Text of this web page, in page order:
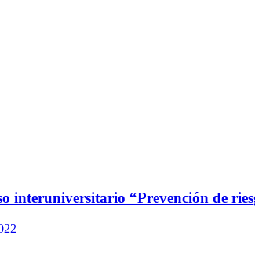
interuniversitario “Prevención de